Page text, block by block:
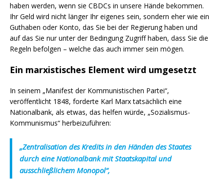
haben werden, wenn sie CBDCs in unsere Hände bekommen.
Ihr Geld wird nicht länger Ihr eigenes sein, sondern eher wie ein
Guthaben oder Konto, das Sie bei der Regierung haben und
auf das Sie nur unter der Bedingung Zugriff haben, dass Sie die
Regeln befolgen – welche das auch immer sein mögen.
Ein marxistisches Element wird umgesetzt
In seinem „Manifest der Kommunistischen Partei“,
veröffentlicht 1848, forderte Karl Marx tatsächlich eine
Nationalbank, als etwas, das helfen würde, „Sozialismus-
Kommunismus“ herbeizuführen:
„Zentralisation des Kredits in den Händen des Staates
durch eine Nationalbank mit Staatskapital und
ausschließlichem Monopol“,